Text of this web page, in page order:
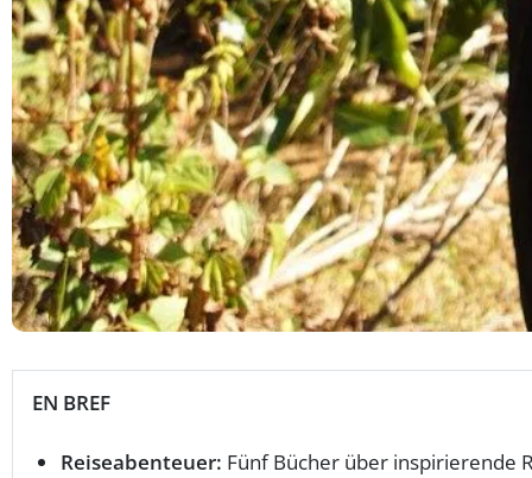
EN BREF
Reiseabenteuer: Fünf Bücher über inspirierende